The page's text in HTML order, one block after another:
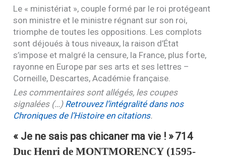
Le « ministériat », couple formé par le roi protégeant
son ministre et le ministre régnant sur son roi,
triomphe de toutes les oppositions. Les complots
sont déjoués à tous niveaux, la raison d’État
s’impose et malgré la censure, la France, plus forte,
rayonne en Europe par ses arts et ses lettres –
Corneille, Descartes, Académie française.
Les commentaires sont allégés, les coupes
signalées (…) Retrouvez l’intégralité dans nos
Chroniques de l’Histoire en citations.
« Je ne sais pas chicaner ma vie ! »714
Duc Henri deMONTMORENCY (1595-